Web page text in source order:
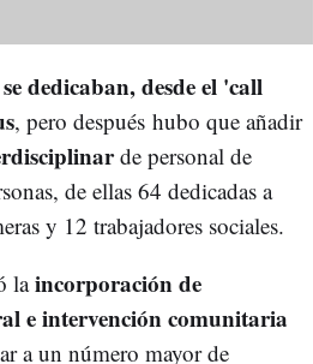
dedicaban, desde el 'call
, pero después hubo que añadir
de personal de
de ellas 64 dedicadas a
y 12 trabajadores sociales.
laincorporación de
e intervención comunitaria
a un número mayor de